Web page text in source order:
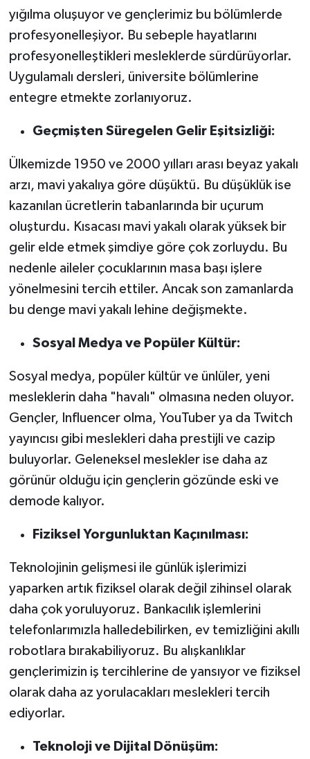
yığılma oluşuyor ve gençlerimiz bu bölümlerde
profesyonelleşiyor. Bu sebeple hayatlarını
profesyonelleştikleri mesleklerde sürdürüyorlar.
Uygulamalı dersleri, üniversite bölümlerine
entegre etmekte zorlanıyoruz.
Geçmişten Süregelen Gelir Eşitsizliği:
Ülkemizde 1950 ve 2000 yılları arası beyaz yakalı
arzı, mavi yakalıya göre düşüktü. Bu düşüklük ise
kazanılan ücretlerin tabanlarında bir uçurum
oluşturdu. Kısacası mavi yakalı olarak yüksek bir
gelir elde etmek şimdiye göre çok zorluydu. Bu
nedenle aileler çocuklarının masa başı işlere
yönelmesini tercih ettiler. Ancak son zamanlarda
bu denge mavi yakalı lehine değişmekte.
Sosyal Medya ve Popüler Kültür:
Sosyal medya, popüler kültür ve ünlüler, yeni
mesleklerin daha "havalı" olmasına neden oluyor.
Gençler, Influencer olma, YouTuber ya da Twitch
yayıncısı gibi meslekleri daha prestijli ve cazip
buluyorlar. Geleneksel meslekler ise daha az
görünür olduğu için gençlerin gözünde eski ve
demode kalıyor.
Fiziksel Yorgunluktan Kaçınılması:
Teknolojinin gelişmesi ile günlük işlerimizi
yaparken artık fiziksel olarak değil zihinsel olarak
daha çok yoruluyoruz. Bankacılık işlemlerini
telefonlarımızla halledebilirken, ev temizliğini akıllı
robotlara bırakabiliyoruz. Bu alışkanlıklar
gençlerimizin iş tercihlerine de yansıyor ve fiziksel
olarak daha az yorulacakları meslekleri tercih
ediyorlar.
Teknoloji ve Dijital Dönüşüm: